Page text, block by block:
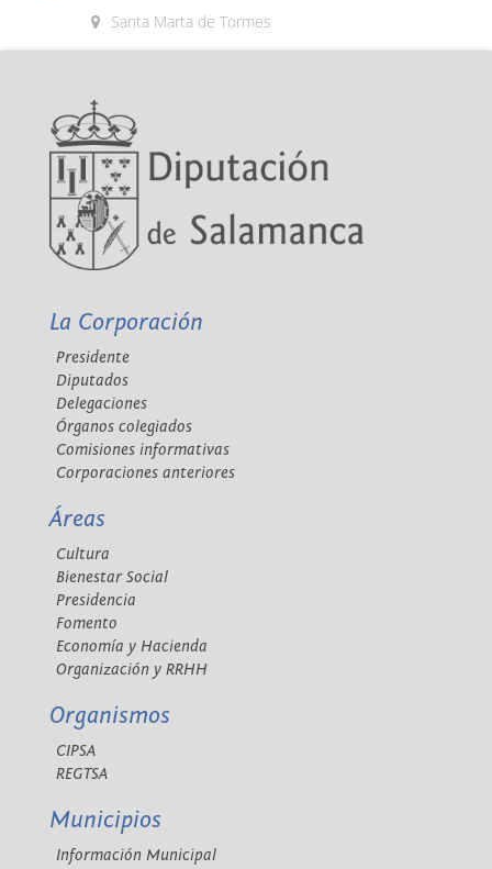
Santa Marta de Tormes
La Corporación
Presidente
Diputados
Delegaciones
Órganos colegiados
Comisiones informativas
Corporaciones anteriores
Áreas
Cultura
Bienestar Social
Presidencia
Fomento
Economía y Hacienda
Organización y RRHH
Organismos
CIPSA
REGTSA
Municipios
Información Municipal